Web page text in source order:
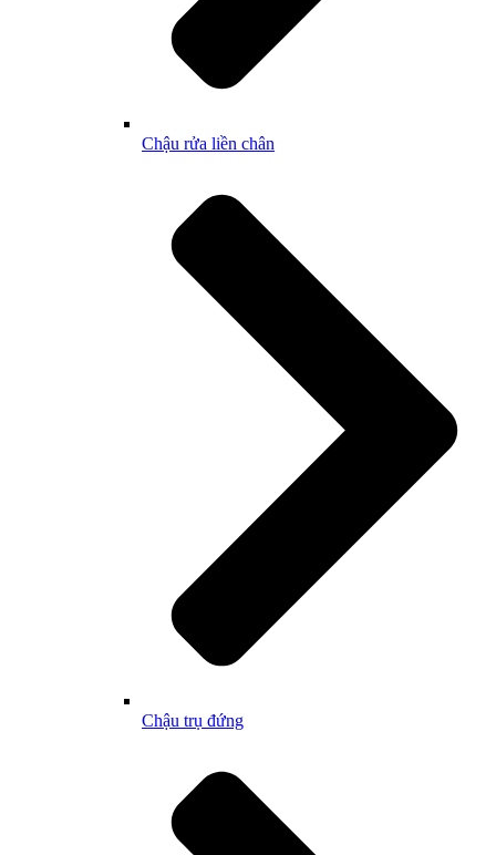
Chậu rửa liền chân
Chậu trụ đứng